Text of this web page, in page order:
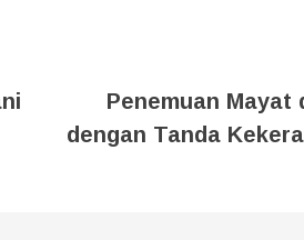
Penemuan Mayat
dengan Tanda